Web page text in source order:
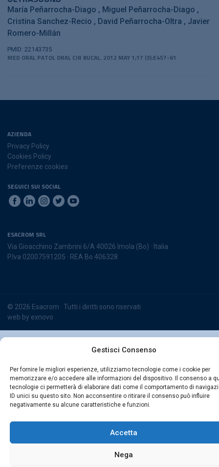
Gestisci Consenso
Per fornire le migliori esperienze, utilizziamo tecnologie come i cookie per
memorizzare e/o accedere alle informazioni del dispositivo. Il consenso a
tecnologie ci permetterà di elaborare dati come il comportamento di
ID unici su questo sito. Non acconsentire o ritirare il consenso può influire
negativamente su alcune caratteristiche e funzioni.
Accetta
Nega
María Peñarrocha-Diago
Miguel Peñarrocha-Diago
Cristina Sanchez-Recio
David Peñarrocha-Oltra
Javier
Romero-Millán
PMID: 22143735
MED ORAL PATOL ORAL CIR BUCAL. 2012 MAY 1;17 (3):E457-61
AZIENDA
Privacy Policy
Cookies Policy
Preferenze cookies
SEGUICI SUI SOCIAL
ESACROM SRL
Via Gioacchino Zambrini 6/A 40026 Imola (Bo) · Italia
P.Iva 02007591205 · REA Bo 406328
© 2026 Esacrom · Tutti i diritti sono riservati
web by exnovo